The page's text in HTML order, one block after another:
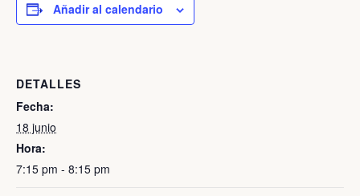
Añadir al calendario
DETALLES
Fecha:
18 junio
Hora:
7:15 pm - 8:15 pm